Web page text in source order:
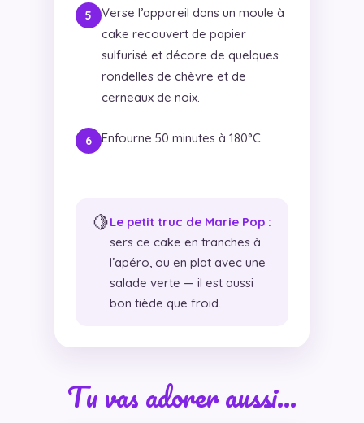
Verse l’appareil dans un moule à
cake recouvert de papier
sulfurisé et décore de quelques
rondelles de chèvre et de
cerneaux de noix.
Enfourne 50 minutes à 180°C.
🍋Le petit truc de Marie Pop :
sers ce cake en tranches à
l’apéro, ou en plat avec une
salade verte — il est aussi
bon tiède que froid.
Tu vas adorer aussi…